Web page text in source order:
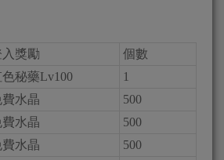
入獎勵
個數
秘藥Lv100
1
費水晶
500
費水晶
500
費水晶
500